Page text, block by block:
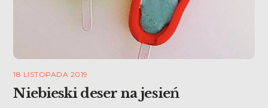
18 LISTOPADA 2019
Niebieski deser na jesień